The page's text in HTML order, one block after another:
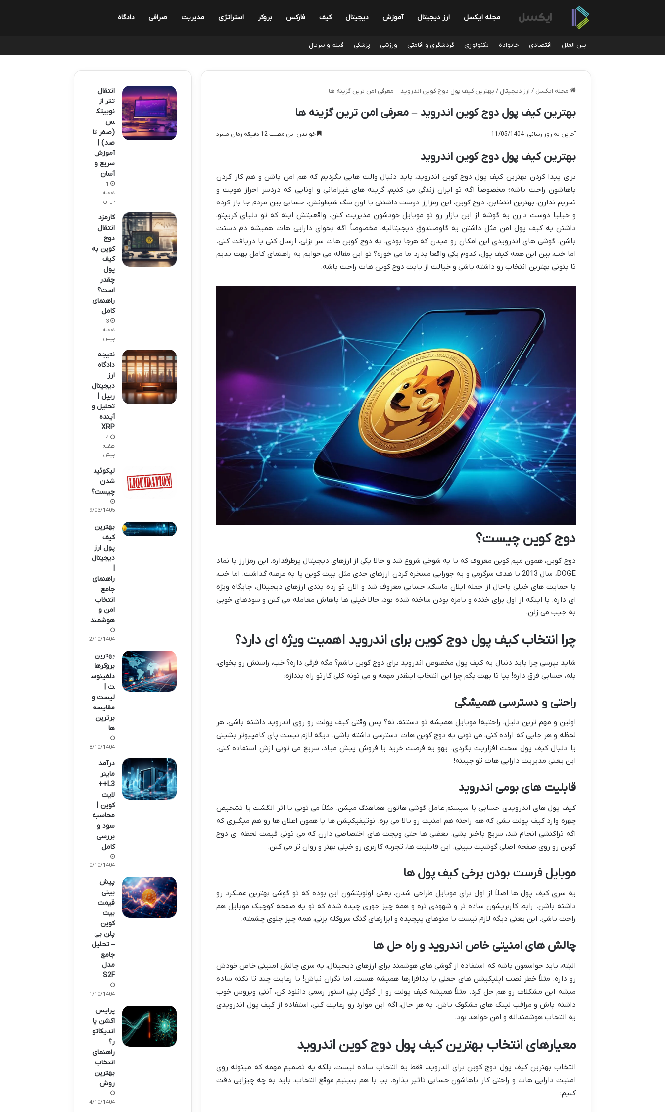
مجله ایکسل ارز دیجیتال آموزش دیجیتال کیف فارکس بروکر استراتژی مدیریت صرافی دادگاه
بین الملل اقتصادی خانواده تکنولوژی گردشگری و اقامتی ورزشی پزشکی فیلم و سریال
مجله ایکسل / ارز دیجیتال / بهترین کیف پول دوج کوین اندروید – معرفی امن ترین گزینه ها
بهترین کیف پول دوج کوین اندروید – معرفی امن ترین گزینه ها
آخرین به روز رسانی: 11/05/1404 خواندن این مطلب 12 دقیقه زمان میبرد
بهترین کیف پول دوج کوین اندروید
برای پیدا کردن بهترین کیف پول دوج کوین اندروید، باید دنبال والت هایی بگردیم که هم امن باشن و هم کار کردن
باهاشون راحت باشه؛ مخصوصاً اگه تو ایران زندگی می کنیم، گزینه های غیرامانی و اونایی که دردسر احراز هویت و
تحریم ندارن، بهترین انتخابن. دوج کوین، این رمزارز دوست داشتنی با اون سگ شیطونش، حسابی بین مردم جا باز کرده
و خیلیا دوست دارن یه گوشه از این بازار رو تو موبایل خودشون مدیریت کنن. واقعیتش اینه که تو دنیای کریپتو،
داشتن یه کیف پول امن مثل داشتن یه گاوصندوق دیجیتالیه، مخصوصاً اگه بخوای دارایی هات همیشه دم دستت
باشن. گوشی های اندرویدی این امکان رو میدن که هرجا بودی، به دوج کوین هات سر بزنی، ارسال کنی یا دریافت کنی.
اما خب، بین این همه کیف پول، کدوم یکی واقعا بدرد ما می خوره؟ تو این مقاله می خوایم یه راهنمای کامل بهت بدیم
تا بتونی بهترین انتخاب رو داشته باشی و خیالت از بابت دوج کوین هات راحت باشه.
دوج کوین چیست؟
دوج کوین، همون میم کوین معروف که با یه شوخی شروع شد و حالا یکی از ارزهای دیجیتال پرطرفداره. این رمزارز با نماد
DOGE، سال 2013 با هدف سرگرمی و یه جورایی مسخره کردن ارزهای جدی مثل بیت کوین پا به عرصه گذاشت. اما خب،
با حمایت های خیلی باحال از جمله ایلان ماسک، حسابی معروف شد و الان تو رده بندی ارزهای دیجیتال، جایگاه ویژه
ای داره. با اینکه از اول برای خنده و بامزه بودن ساخته شده بود، حالا خیلی ها باهاش معامله می کنن و سودهای خوبی
به جیب می زنن.
چرا انتخاب کیف پول دوج کوین برای اندروید اهمیت ویژه ای دارد؟
شاید بپرسی چرا باید دنبال یه کیف پول مخصوص اندروید برای دوج کوین باشم؟ مگه فرقی داره؟ خب، راستش رو بخوای،
بله، حسابی فرق داره! بیا تا بهت بگم چرا این انتخاب اینقدر مهمه و می تونه کلی کارتو راه بندازه:
راحتی و دسترسی همیشگی
اولین و مهم ترین دلیل، راحتیه! موبایل همیشه تو دستته، نه؟ پس وقتی کیف پولت رو روی اندروید داشته باشی، هر
لحظه و هر جایی که اراده کنی، می تونی به دوج کوین هات دسترسی داشته باشی. دیگه لازم نیست پای کامپیوتر بشینی
یا دنبال کیف پول سخت افزاریت بگردی. یهو یه فرصت خرید یا فروش پیش میاد، سریع می تونی ازش استفاده کنی.
این یعنی مدیریت دارایی هات تو جیبته!
قابلیت های بومی اندروید
کیف پول های اندرویدی حسابی با سیستم عامل گوشی هاتون هماهنگ میشن. مثلاً می تونی با اثر انگشت یا تشخیص
چهره وارد کیف پولت بشی که هم راحته هم امنیت رو بالا می بره. نوتیفیکیشن ها یا همون اعلان ها رو هم میگیری که
اگه تراکنشی انجام شد، سریع باخبر بشی. بعضی ها حتی ویجت های اختصاصی دارن که می تونی قیمت لحظه ای دوج
کوین رو روی صفحه اصلی گوشیت ببینی. این قابلیت ها، تجربه کاربری رو خیلی بهتر و روان تر می کنن.
موبایل فرست بودن برخی کیف پول ها
یه سری کیف پول ها اصلاً از اول برای موبایل طراحی شدن، یعنی اولویتشون این بوده که تو گوشی بهترین عملکرد رو
داشته باشن. رابط کاربریشون ساده تر و شهودی تره و همه چیز جوری چیده شده که تو یه صفحه کوچیک موبایل هم
راحت باشی. این یعنی دیگه لازم نیست با منوهای پیچیده و ابزارهای گنگ سروکله بزنی، همه چیز جلوی چشمته.
چالش های امنیتی خاص اندروید و راه حل ها
البته، باید حواسمون باشه که استفاده از گوشی های هوشمند برای ارزهای دیجیتال، یه سری چالش امنیتی خاص خودش
رو داره. مثلاً خطر نصب اپلیکیشن های جعلی یا بدافزارها همیشه هست. اما نگران نباش! با رعایت چند تا نکته ساده
میشه این مشکلات رو هم حل کرد. مثلاً همیشه کیف پولت رو از گوگل پلی استور رسمی دانلود کن، آنتی ویروس خوب
داشته باش و مراقب لینک های مشکوک باش. به هر حال، اگه این موارد رو رعایت کنی، استفاده از کیف پول اندرویدی
یه انتخاب هوشمندانه و امن خواهد بود.
معیارهای انتخاب بهترین کیف پول دوج کوین اندروید
انتخاب بهترین کیف پول دوج کوین برای اندروید، فقط یه انتخاب ساده نیست، بلکه یه تصمیم مهمه که میتونه روی
امنیت دارایی هات و راحتی کار باهاشون حسابی تاثیر بذاره. بیا با هم ببینیم موقع انتخاب، باید به چه چیزایی دقت
کنیم:
انتقال
تتر از
نوبیتک
س
(صفر تا
صد) |
آموزش
سریع و
آسان
1
هفته
پیش
کارمزد
انتقال
دوج
کوین به
کیف
پول
چقدر
است؟
راهنمای
کامل
3
هفته
پیش
نتیجه
دادگاه
ارز
دیجیتال
ریپل |
تحلیل و
آینده
XRP
4
هفته
پیش
لیکوئید
شدن
چیست؟
09/03/1405
بهترین
کیف
پول ارز
دیجیتال
|
راهنمای
جامع
انتخاب
امن و
هوشمند
02/10/1404
بهترین
بروکرها
دلفینوس
ت |
لیست و
مقایسه
برترین
ها
08/10/1404
درآمد
ماینر
L3++
لایت
کوین |
محاسبه
سود و
بررسی
کامل
10/10/1404
پیش
بینی
قیمت
بیت
کوین
پلن بی
– تحلیل
جامع
مدل
S2F
11/10/1404
پرایس
اکشن یا
اندیکاتو
ر؟
راهنمای
انتخاب
بهترین
روش
14/10/1404